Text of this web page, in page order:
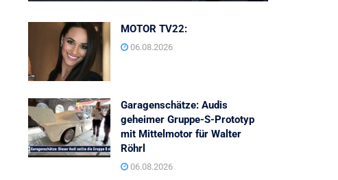
MOTOR TV22:
06.08.2026
Garagenschätze: Audis
geheimer Gruppe-S-Prototyp
mit Mittelmotor für Walter
Röhrl
06.08.2026